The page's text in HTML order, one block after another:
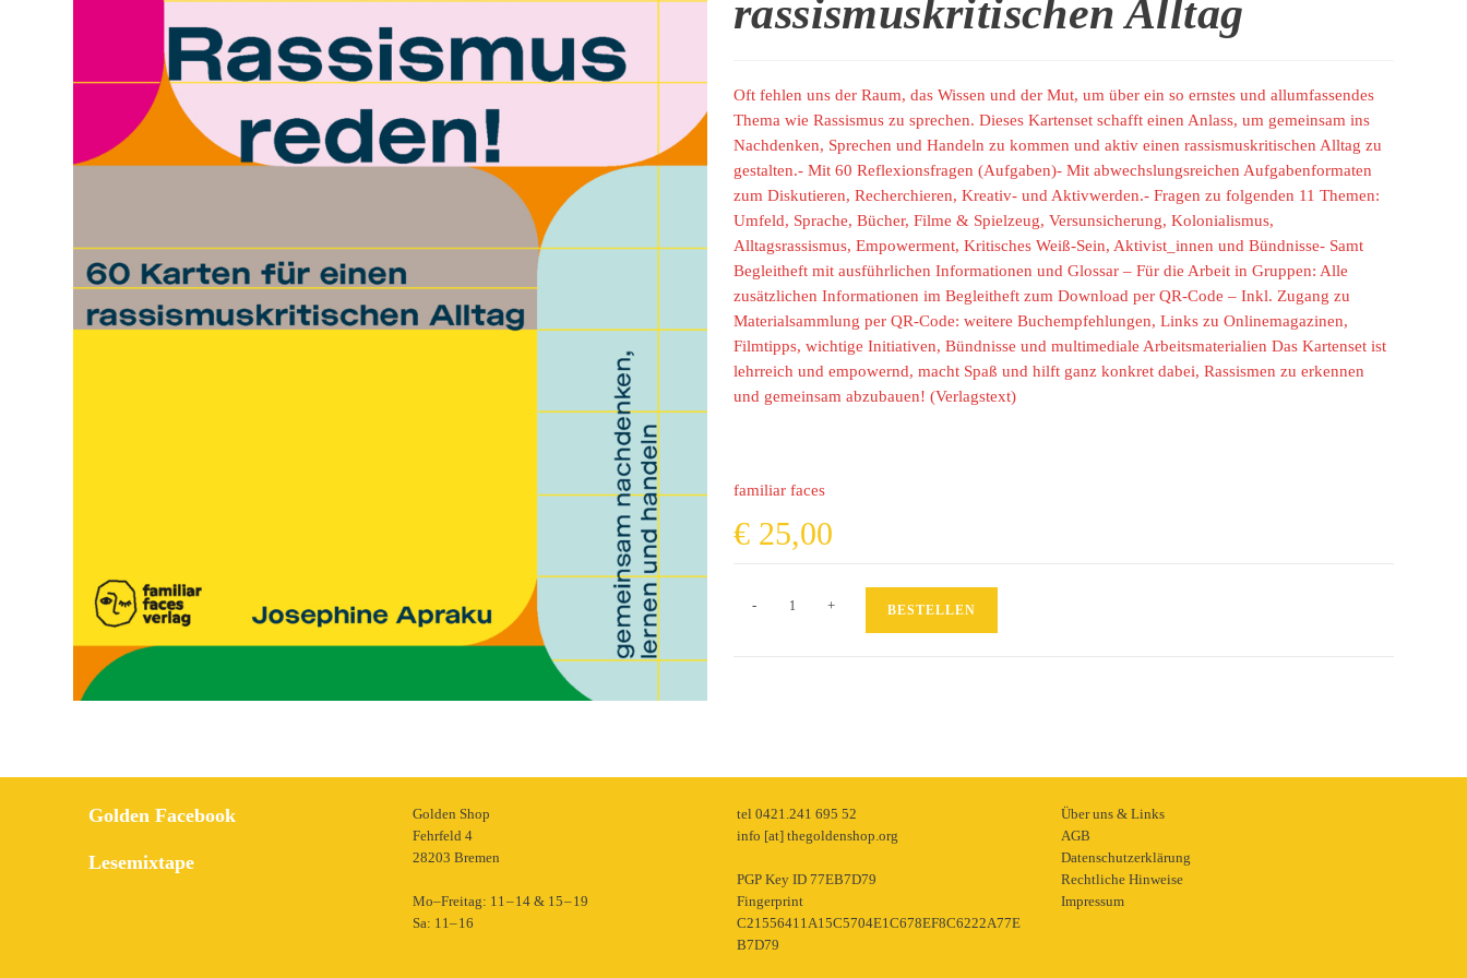
rassismuskritischen Alltag
Oft fehlen uns der Raum, das Wissen und der Mut, um über ein so ernstes und allumfassendes
Thema wie Rassismus zu sprechen. Dieses Kartenset schafft einen Anlass, um gemeinsam ins
Nachdenken, Sprechen und Handeln zu kommen und aktiv einen rassismuskritischen Alltag zu
gestalten.- Mit 60 Reflexionsfragen (Aufgaben)- Mit abwechslungsreichen Aufgabenformaten
zum Diskutieren, Recherchieren, Kreativ- und Aktivwerden.- Fragen zu folgenden 11 Themen:
Umfeld, Sprache, Bücher, Filme & Spielzeug, Versunsicherung, Kolonialismus,
Alltagsrassismus, Empowerment, Kritisches Weiß-Sein, Aktivist_innen und Bündnisse- Samt
Begleitheft mit ausführlichen Informationen und Glossar – Für die Arbeit in Gruppen: Alle
zusätzlichen Informationen im Begleitheft zum Download per QR-Code – Inkl. Zugang zu
Materialsammlung per QR-Code: weitere Buchempfehlungen, Links zu Onlinemagazinen,
Filmtipps, wichtige Initiativen, Bündnisse und multimediale Arbeitsmaterialien Das Kartenset ist
lehrreich und empowernd, macht Spaß und hilft ganz konkret dabei, Rassismen zu erkennen
und gemeinsam abzubauen! (Verlagstext)
familiar faces
€ 25,00
rassismuskritischen
Alltag
- + BESTELLEN
Golden Facebook
Lesemixtape
Golden Shop
Fehrfeld 4
28203 Bremen
Mo–Freitag: 11 – 14 & 15 – 19
Sa: 11– 16
tel 0421.241 695 52
info [at] thegoldenshop.org
PGP Key ID 77EB7D79
Fingerprint
C21556411A15C5704E1C678EF8C6222A77E
B7D79
Über uns & Links
AGB
Datenschutzerklärung
Rechtliche Hinweise
Impressum